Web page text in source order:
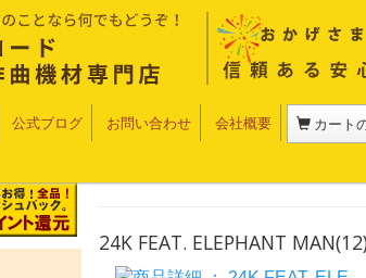
公式ブログ お問い合わせ 会社概要 カート
24K FEAT. ELEPHANT